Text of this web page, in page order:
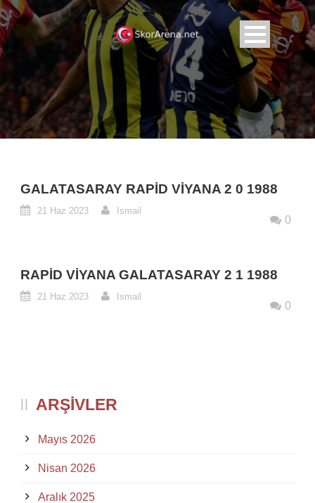
GALATASARAY RAPID VIYANA 2 0 1988
21 Haz 2023 Ismail
0
RAPID VIYANA GALATASARAY 2 1 1988
21 Haz 2023 Ismail
0
ARŞIVLER
Mayıs 2026
Nisan 2026
Aralık 2025